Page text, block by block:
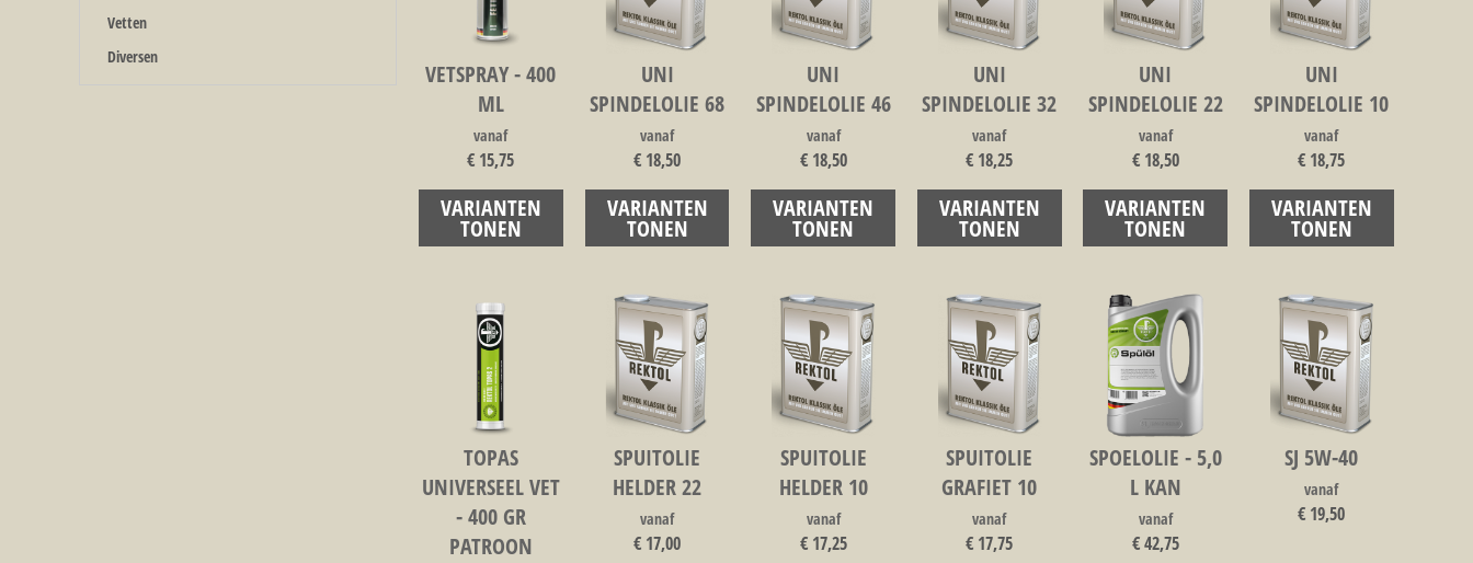
Vetten
Diversen
VETSPRAY - 400
ML
vanaf
€ 15,75
VARIANTEN
TONEN
UNI
SPINDELOLIE 68
vanaf
€ 18,50
VARIANTEN
TONEN
UNI
SPINDELOLIE 46
vanaf
€ 18,50
VARIANTEN
TONEN
UNI
SPINDELOLIE 32
vanaf
€ 18,25
VARIANTEN
TONEN
UNI
SPINDELOLIE 22
vanaf
€ 18,50
VARIANTEN
TONEN
UNI
SPINDELOLIE 10
vanaf
€ 18,75
VARIANTEN
TONEN
TOPAS
UNIVERSEEL VET
- 400 GR
PATROON
SPUITOLIE
HELDER 22
vanaf
€ 17,00
SPUITOLIE
HELDER 10
vanaf
€ 17,25
SPUITOLIE
GRAFIET 10
vanaf
€ 17,75
SPOELOLIE - 5,0
L KAN
vanaf
€ 42,75
SJ 5W-40
vanaf
€ 19,50